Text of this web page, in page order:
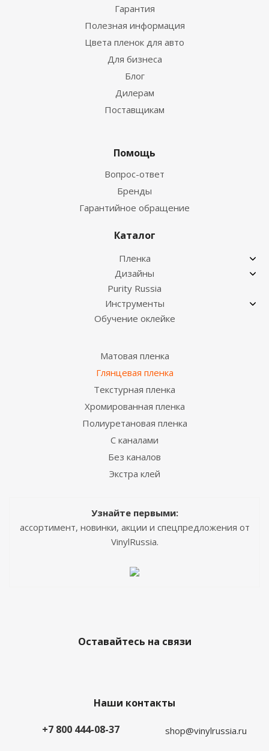
Гарантия
Полезная информация
Цвета пленок для авто
Для бизнеса
Блог
Дилерам
Поставщикам
Помощь
Вопрос-ответ
Бренды
Гарантийное обращение
Каталог
Пленка
Дизайны
Purity Russia
Инструменты
Обучение оклейке
Матовая пленка
Глянцевая пленка
Текстурная пленка
Хромированная пленка
Полиуретановая пленка
С каналами
Без каналов
Экстра клей
Узнайте первыми:
ассортимент, новинки, акции и спецпредложения от
VinylRussia.
Оставайтесь на связи
Наши контакты
+7 800 444-08-37
shop@vinylrussia.ru